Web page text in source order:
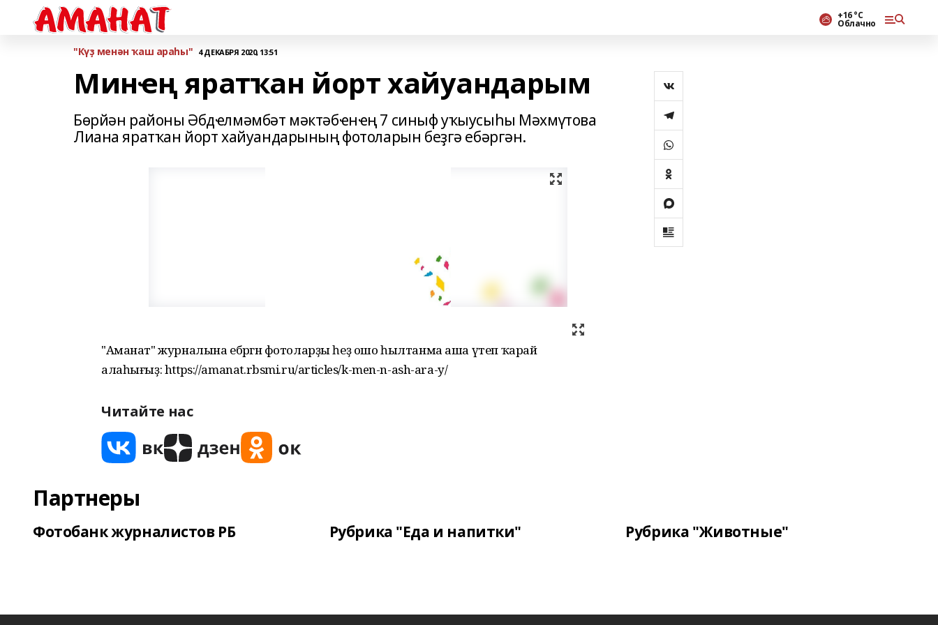
+16 °С
Облачно
"Күҙ менән ҡаш араһы" 4 ДЕКАБРЯ 2020, 13:51
Минҽң яратҡан йорт хайуандарым
Бөрйән районы Әбдҽлмәмбәт мәктәбҽнҽң 7 синыф уҡыусыһы Мәхмүтова
Лиана яратҡан йорт хайуандарының фотоларын беҙгә ебәргән.
"Аманат" журналына ебәргән фотоларҙы һеҙ ошо һылтанма аша үтеп ҡарай
алаһығыҙ: https://amanat.rbsmi.ru/articles/k-men-n-ash-ara-y/
Читайте нас
Партнеры
Фотобанк журналистов РБ Рубрика "Еда и напитки" Рубрика "Животные"